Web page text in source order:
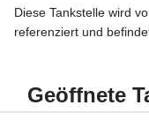
Diese Tankstelle wird
referenziert und
Geöffnete